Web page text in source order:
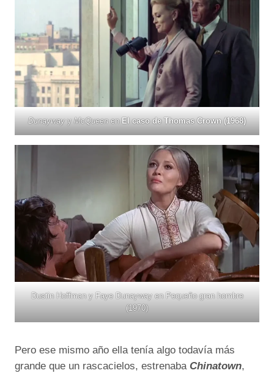
DunaywayyMcQueenen El caso de Thomas Crown (1968)
Dustin Hoffman y Faye Dunayway en Pequeño gran hombre
(1970)
Pero ese mismo año ella tenía algo todavía más
grande que un rascacielos, estrenaba Chinatown,